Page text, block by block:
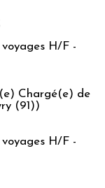
H/F -
Chargé(e) de
(91))
H/F -